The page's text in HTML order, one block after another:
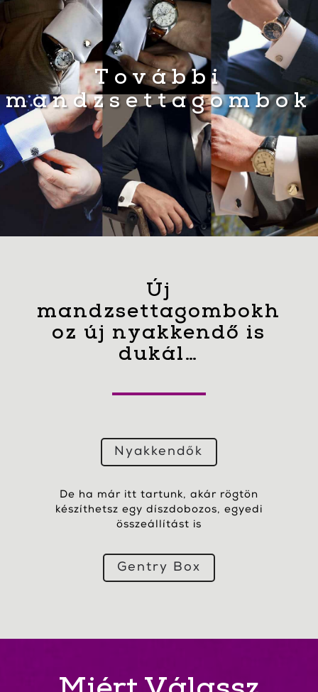
További
mandzsettagombok
Új
mandzsettagombokh
oz új nyakkendő is
dukál…
Nyakkendők
De ha már itt tartunk, akár rögtön
készíthetsz egy díszdobozos, egyedi
összeállítást is
Gentry Box